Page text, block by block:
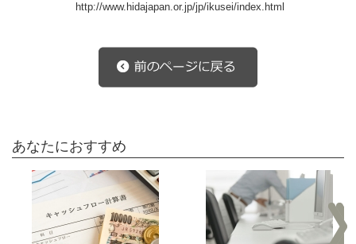
http://www.hidajapan.or.jp/jp/ikusei/index.html
あなたにおすすめ